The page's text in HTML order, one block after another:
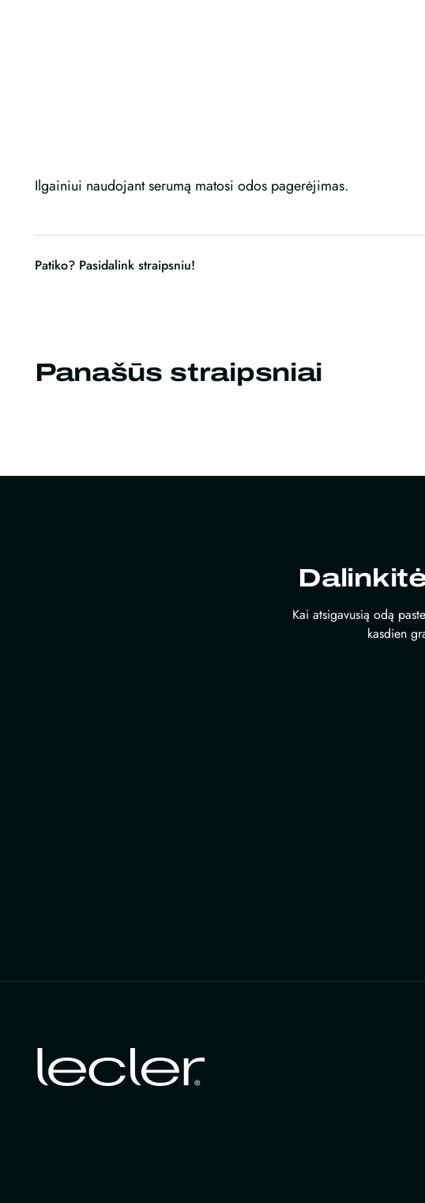
Ilgainiui naudojant serumą matosi odos pagerėjimas.
Patiko? Pasidalink straipsniu!
Panašūs straipsniai
Kai atsigavusią odą
kasdien